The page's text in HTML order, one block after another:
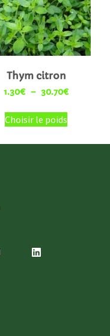
Thym citron
1.30€ – 30.70€
Choisir le poids